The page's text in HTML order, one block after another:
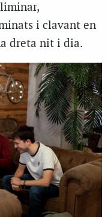
i clavant en
dreta nit i dia.